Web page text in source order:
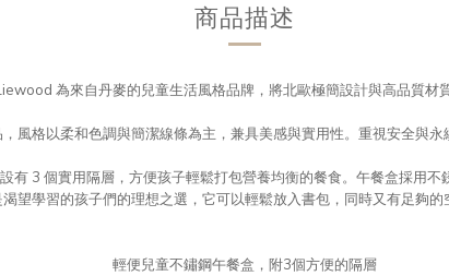
商品描述
為來自丹麥的兒童生活風格品牌，將北歐極簡設計與高品質材質
風格以柔和色調與簡潔線條為主，兼具美感與實用性。重視安全與
有 3 個實用隔層，方便孩子輕鬆打包營養均衡的餐食。午餐盒採用
望學習的孩子們的理想之選，它可以輕鬆放入書包，同時又有足夠的
輕便兒童不鏽鋼午餐盒，附3個方便的隔層